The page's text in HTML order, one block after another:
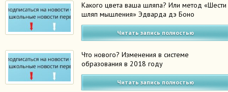
Какого цвета ваша шляпа? Или метод «Шести
шляп мышления» Эдварда дэ Боно
Читать запись полностью
Что нового? Изменения в системе
образования в 2018 году
Читать запись полностью